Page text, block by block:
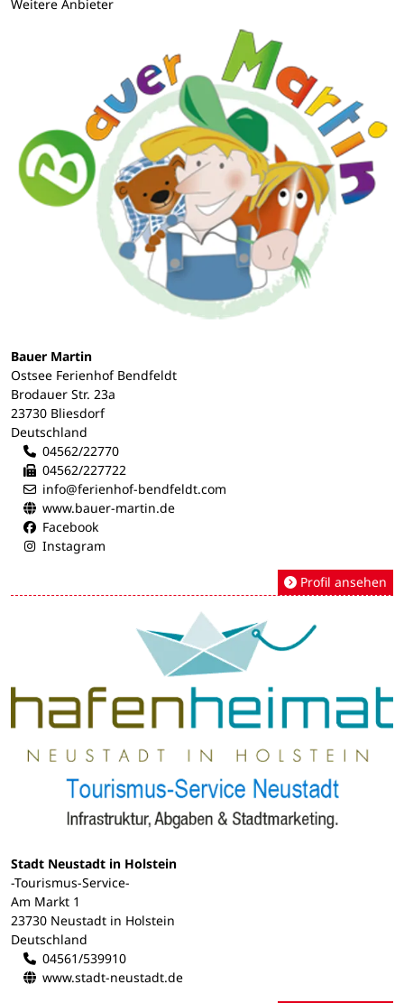
Weitere Anbieter
Bauer Martin
Ostsee Ferienhof Bendfeldt
Brodauer Str. 23a
23730 Bliesdorf
Deutschland
04562/22770
04562/227722
info@ferienhof-bendfeldt.com
www.bauer-martin.de
Facebook
Instagram
Profil ansehen
Stadt Neustadt in Holstein
-Tourismus-Service-
Am Markt 1
23730 Neustadt in Holstein
Deutschland
04561/539910
www.stadt-neustadt.de